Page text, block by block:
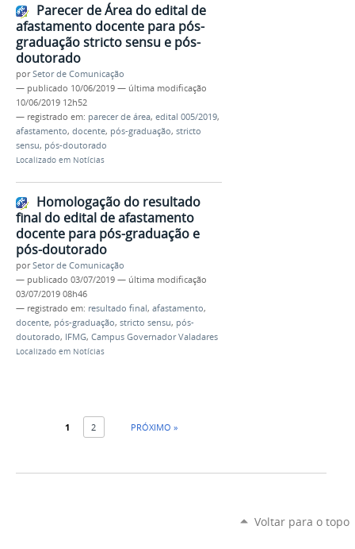
Parecer de Área do edital de
afastamento docente para pós-
graduação stricto sensu e pós-
doutorado
porSetor de Comunicação
— publicado 10/06/2019 — última modificação
10/06/2019 12h52
— registrado em: parecer de área, edital 005/2019,
afastamento, docente, pós-graduação, stricto
sensu, pós-doutorado
Localizado em Notícias
Homologação do resultado
final do edital de afastamento
docente para pós-graduação e
pós-doutorado
porSetor de Comunicação
— publicado 03/07/2019 — última modificação
03/07/2019 08h46
— registrado em: resultado final, afastamento,
docente, pós-graduação, stricto sensu, pós-
doutorado, IFMG, Campus Governador Valadares
Localizado em Notícias
1 2 PRÓXIMO »
Voltar para o topo